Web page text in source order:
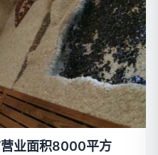
业面积8000平方